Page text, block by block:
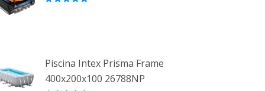
Piscina Intex Prisma Frame
400x200x100 26788NP